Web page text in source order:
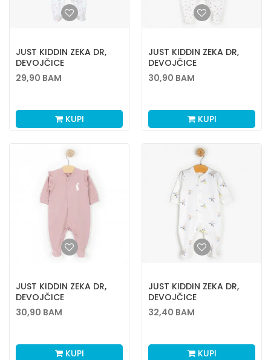
JUST KIDDIN ZEKA DR,
DEVOJČICE
29,90 BAM
KUPI
JUST KIDDIN ZEKA DR,
DEVOJČICE
30,90 BAM
KUPI
JUST KIDDIN ZEKA DR,
DEVOJČICE
30,90 BAM
KUPI
JUST KIDDIN ZEKA DR,
DEVOJČICE
32,40 BAM
KUPI